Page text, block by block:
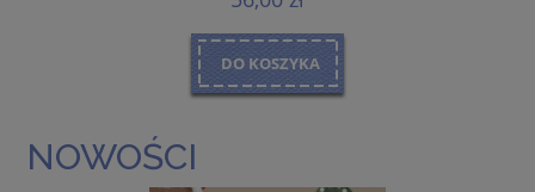
DO KOSZYKA
NOWOŚCI